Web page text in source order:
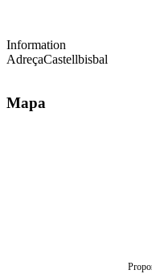
Information
AdreçaCastellbisbal
Mapa